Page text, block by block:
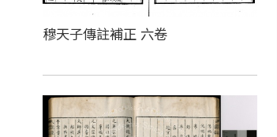
穆天子傳註補正 六卷